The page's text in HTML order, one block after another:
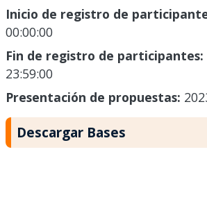
Inicio de registro de
00:00:00
Fin de registro de participantes:
23:59:00
Presentación de propuestas:
Descargar Bases